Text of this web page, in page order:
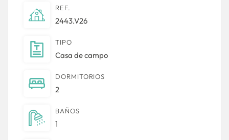
REF.
2443.V26
TIPO
Casa de campo
DORMITORIOS
2
BAÑOS
1